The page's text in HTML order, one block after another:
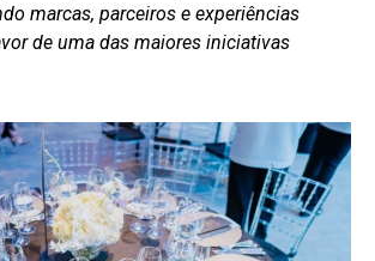
marcas, parceiros e experiências
de uma das maiores iniciativas